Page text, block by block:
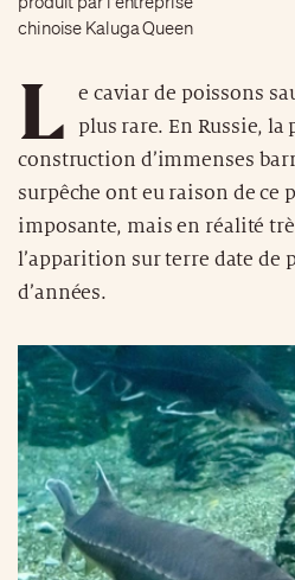
chinoise Kaluga Queen
L
e caviar de poissons
plus rare. En Russie,
construction d’immenses
surpêche ont eu raison de ce
imposante, mais en réalité
l’apparition sur terre date de
d’années.